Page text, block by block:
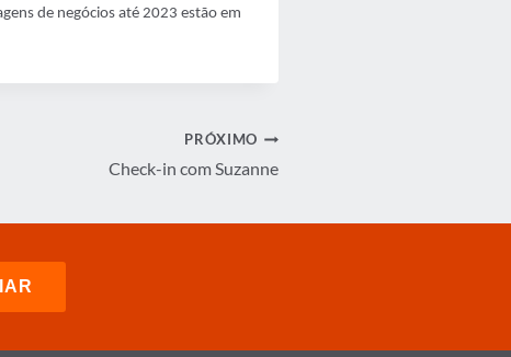
de negócios até 2023 estão em
PRÓXIMO
Check-in com Suzanne